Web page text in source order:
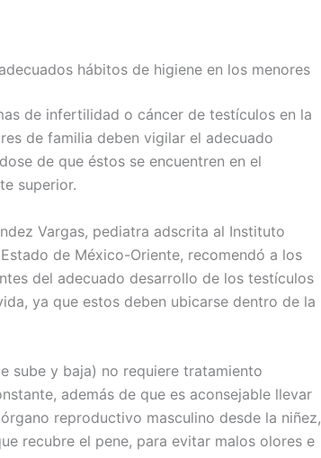
hábitos de higiene en los menores
de infertilidad o cáncer de testículos en la
de familia deben vigilar el adecuado
de que éstos se encuentren en el
superior.
Vargas, pediatra adscrita al Instituto
de México-Oriente, recomendó a los
del adecuado desarrollo de los testículos
ya que estos deben ubicarse dentro de la
sube y baja) no requiere tratamiento
además de que es aconsejable llevar
reproductivo masculino desde la niñez,
recubre el pene, para evitar malos olores e